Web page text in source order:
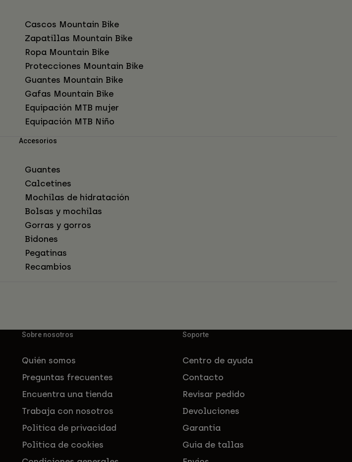
Cascos Mountain Bike
Zapatillas Mountain Bike
Ropa Mountain Bike
Protecciones Mountain Bike
Guantes Mountain Bike
Gafas Mountain Bike
Equipación MTB mujer
Equipación MTB Niño
Accesorios
Guantes
Calcetines
Mochilas de hidratación
Bolsas y mochilas
Gorras y gorros
Bidones
Pegatinas
Recambios
Sobre nosotros
Quién somos
Preguntas frecuentes
Encuentra una tienda
Trabaja con nosotros
Política de privacidad
Política de cookies
Soporte
Centro de ayuda
Contacto
Revisar pedido
Devoluciones
Garantía
Guía de tallas